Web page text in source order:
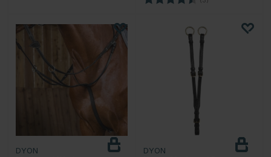
DYON
DYON